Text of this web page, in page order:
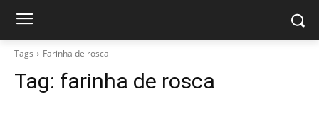
Tags Farinha de rosca
Tag: farinha de rosca